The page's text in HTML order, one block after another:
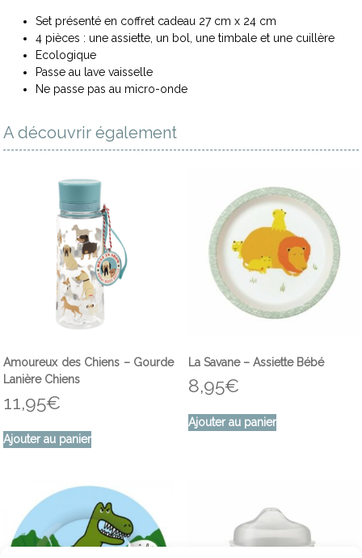
Set présenté en coffret cadeau 27 cm x 24 cm
4 pièces : une assiette, un bol, une timbale et une cuillère
Ecologique
Passe au lave vaisselle
Ne passe pas au micro-onde
A découvrir également
Amoureux des Chiens – Gourde
Lanière Chiens
11,95€
Ajouter au panier
La Savane – Assiette Bébé
8,95€
Ajouter au panier